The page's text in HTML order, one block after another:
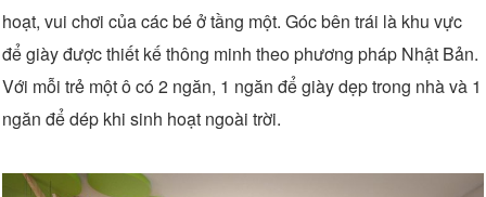
hoạt, vui chơi của các bé ở tầng một. Góc bên trái là khu vực
để giày được thiết kế thông minh theo phương pháp Nhật Bản.
Với mỗi trẻ một ô có 2 ngăn, 1 ngăn để giày dẹp trong nhà và 1
ngăn để dép khi sinh hoạt ngoài trời.